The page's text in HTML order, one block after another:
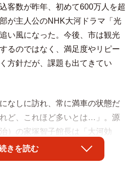
客数が昨年、初めて600万人を超
が主人公のNHK大河ドラマ「光
い風になった。今後、市は観光
るのではなく、満足度やリピー
方針だが、課題も出てきてい
なしに訪れ、常に満車の状態だ
ど、これほど多いとは…」。源
）の家塚智子館長は「大河効
館者数（無料ゾーンを含む）は
、1998年の開館以来最多となっ
きを読む